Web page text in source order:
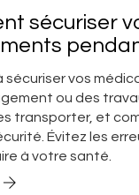
sécuriser
ou un
sécuriser vos
ou des
transporter, et
Évitez les
à votre santé.